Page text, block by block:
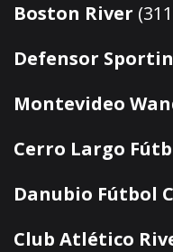
Boston River
Defensor
Montevideo
Cerro Largo
Danubio Fútbol
Club Atlético